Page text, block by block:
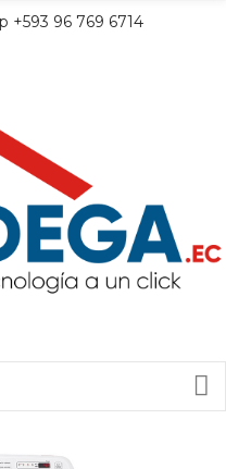
+593 96 769 6714